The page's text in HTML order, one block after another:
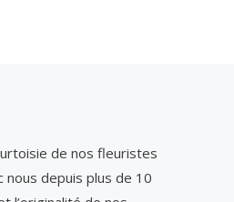
de nos fleuristes
depuis plus de 10